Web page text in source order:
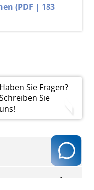
Haben Sie Fragen?
Schreiben Sie
uns!
(PDF | 183